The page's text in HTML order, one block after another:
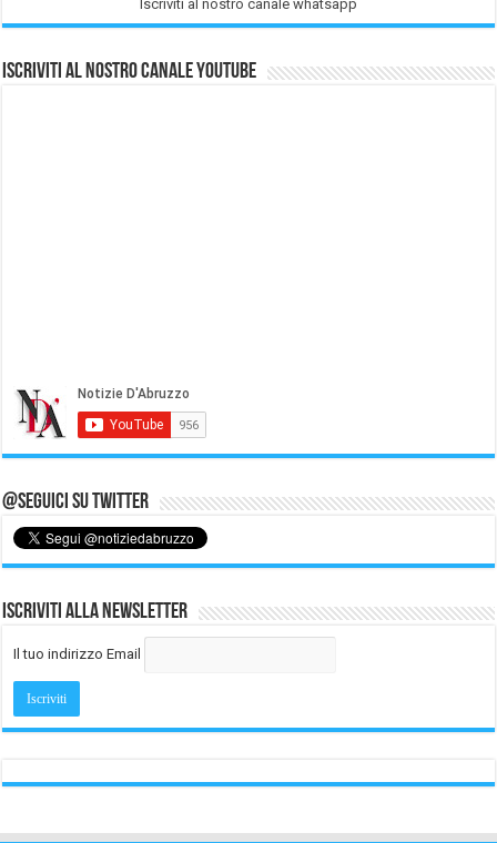
Iscriviti al nostro canale whatsapp
Iscriviti al nostro Canale Youtube
@Seguici su Twitter
Iscriviti alla Newsletter
Il tuo indirizzo Email